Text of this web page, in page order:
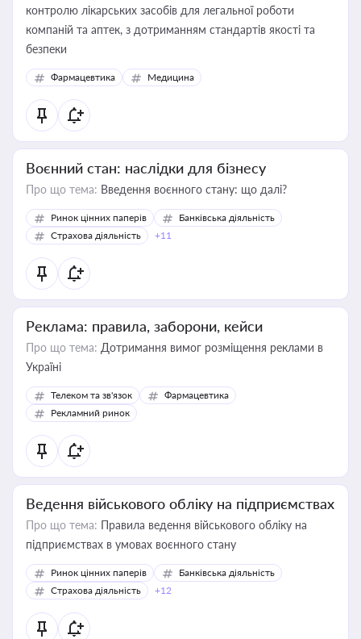
контролю лікарських засобів для легальної роботи
компаній та аптек, з дотриманням стандартів якості та
безпеки
Фармацевтика Медицина
Воєнний стан: наслідки для бізнесу
Про що тема: Введення воєнного стану: що далі?
Ринок цінних паперів
Банківська діяльність
Страхова діяльність
+11
Реклама: правила, заборони, кейси
Про що тема: Дотримання вимог розміщення реклами в
Україні
Телеком та зв'язок
Фармацевтика
Рекламний ринок
Ведення військового обліку на підприємствах
Про що тема: Правила ведення військового обліку на
підприємствах в умовах воєнного стану
Ринок цінних паперів
Банківська діяльність
Страхова діяльність
+12